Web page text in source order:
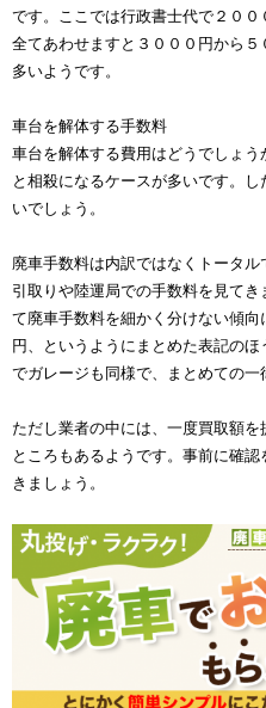
です。ここでは行政書士代で２００
全てあわせますと３０００円から
多いようです。
車台を解体する手数料
車台を解体する費用はどうでしょ
と相殺になるケースが多いです。
いでしょう。
廃車手数料は内訳ではなくトータル
引取りや陸運局での手数料を見て
て廃車手数料を細かく分けない傾
円、というようにまとめた表記の
でガレージも同様で、まとめての一
ただし業者の中には、一度買取額
ところもあるようです。事前に確
きましょう。